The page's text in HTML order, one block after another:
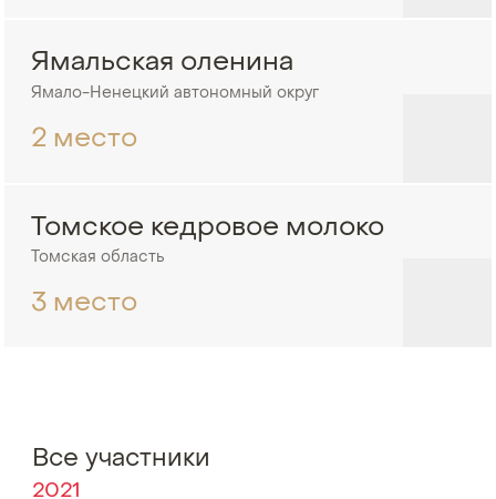
Ямальская оленина
Ямало-Ненецкий автономный округ
2 место
Томское кедровое молоко
Томская область
3 место
Все участники
2021